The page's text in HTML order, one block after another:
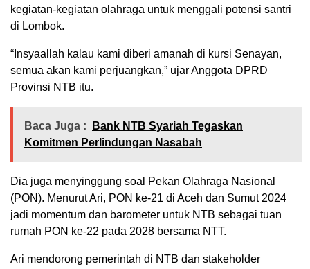
kegiatan-kegiatan olahraga untuk menggali potensi santri
di Lombok.
“Insyaallah kalau kami diberi amanah di kursi Senayan,
semua akan kami perjuangkan,” ujar Anggota DPRD
Provinsi NTB itu.
Baca Juga :
Bank NTB Syariah Tegaskan
Komitmen Perlindungan Nasabah
Dia juga menyinggung soal Pekan Olahraga Nasional
(PON). Menurut Ari, PON ke-21 di Aceh dan Sumut 2024
jadi momentum dan barometer untuk NTB sebagai tuan
rumah PON ke-22 pada 2028 bersama NTT.
Ari mendorong pemerintah di NTB dan stakeholder